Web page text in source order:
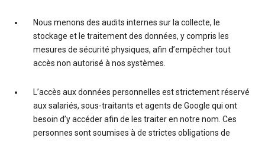
Nous menons des audits internes sur la collecte, le
stockage et le traitement des données, y compris les
mesures de sécurité physiques, afin d’empêcher tout
accès non autorisé à nos systèmes.
L’accès aux données personnelles est strictement réservé
aux salariés, sous-traitants et agents de Google qui ont
besoin d’y accéder afin de les traiter en notre nom. Ces
personnes sont soumises à de strictes obligations de